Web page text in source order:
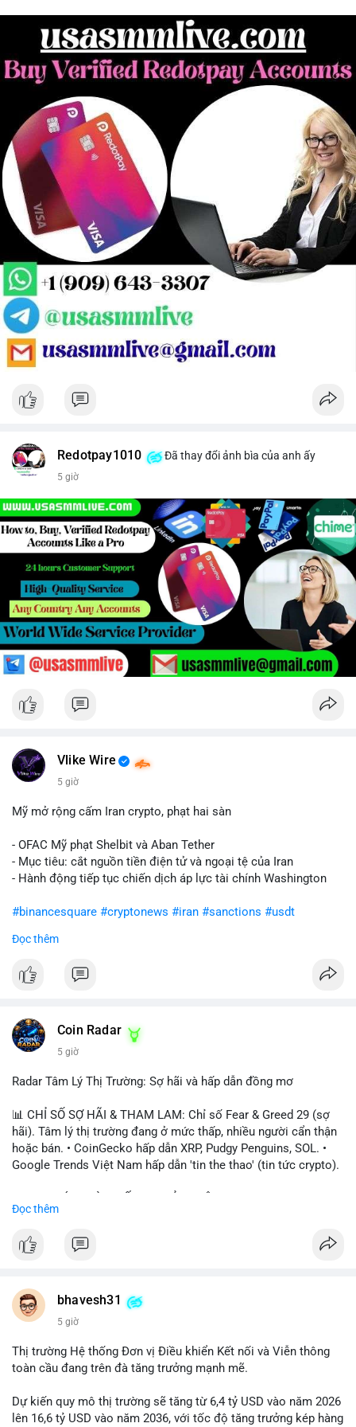
Redotpay1010 Đã thay đổi ảnh bìa của anh ấy
5 giờ
Vlike Wire
5 giờ
Mỹ mở rộng cấm Iran crypto, phạt hai sàn
- OFAC Mỹ phạt Shelbit và Aban Tether
- Mục tiêu: cắt nguồn tiền điện tử và ngoại tệ của Iran
- Hành động tiếp tục chiến dịch áp lực tài chính Washington
#binancesquare #cryptonews #iran #sanctions #usdt
$usdt
#vlikevn #titanbot
Đọc thêm
Coin Radar
5 giờ
Radar Tâm Lý Thị Trường: Sợ hãi và hấp dẫn đồng mơ
📊 CHỈ SỐ SỢ HÃI & THAM LAM: Chỉ số Fear & Greed 29 (sợ
hãi). Tâm lý thị trường đang ở mức thấp, nhiều người cẩn thận
hoặc bán. • CoinGecko hấp dẫn XRP, Pudgy Penguins, SOL. •
Google Trends Việt Nam hấp dẫn 'tin the thao' (tin tức crypto).
ONDO, CASHCAT. • Chủ đề 'tô thị ty na' (tỷ giá) và 'giao thông'
BTC breakout và lệnh long/short.
định crypto là 'vấn đề lớn' giúp giảm áp lực USD. • Binance hỗ
trợ cổ phiếu Apple/IBM. • Bài đăng hấp dẫn về $HFT, $SKYAI,
💡 NHẬN ĐỊNH & KHUYẾN NGHỊ: Tâm lý thị trường đang phân
coin (PENGU, CASHCAT) và tin cậy từ các dự án lớn (BTC,
SOL). Rủi ro tăng nếu không có thông tin rõ ràng về quy định.
Đọc thêm
bhavesh31
5 giờ
Thị trường Hệ thống Đơn vị Điều khiển Kết nối và Viễn thông
toàn cầu đang trên đà tăng trưởng mạnh mẽ.
Dự kiến quy mô thị trường sẽ tăng từ 6,4 tỷ USD vào năm 2026
lên 16,6 tỷ USD vào năm 2036, với tốc độ tăng trưởng kép hàng